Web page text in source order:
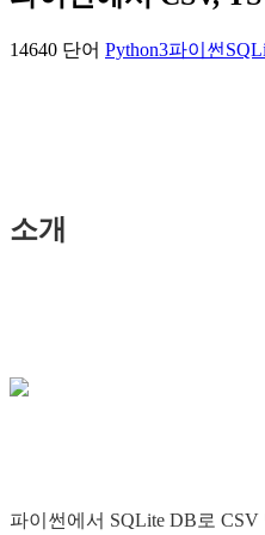
14640 단어 Python3파이썬
소개
파이썬에서 SQLite DB로